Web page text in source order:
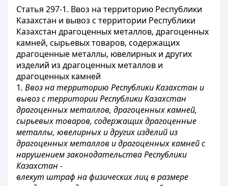
Статья 297-1. Ввоз на территорию Республики
Казахстан и вывоз с территории Республики
Казахстан драгоценных металлов, драгоценных
камней, сырьевых товаров, содержащих
драгоценные металлы, ювелирных и других
изделий из драгоценных металлов и
драгоценных камней
1. Ввоз на территорию Республики Казахстан и
вывоз с территории Республики Казахстан
драгоценных металлов, драгоценных камней,
сырьевых товаров, содержащих драгоценные
металлы, ювелирных и других изделий из
драгоценных металлов и драгоценных камней с
нарушением законодательства Республики
Казахстан -
влекут штраф на физических лиц в размере